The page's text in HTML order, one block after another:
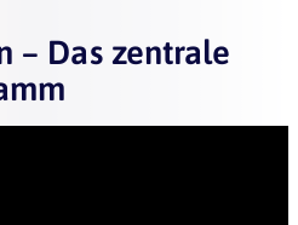
– Das zentrale